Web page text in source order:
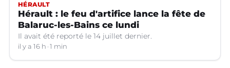
HÉRAULT
Hérault : le feu d'artifice lance la fête de
Balaruc-les-Bains ce lundi
Il avait été reporté le 14 juillet dernier.
il y a 16 h 1 min